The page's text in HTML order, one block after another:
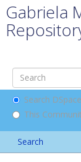
Gabriela
Search DSpace
This
Search